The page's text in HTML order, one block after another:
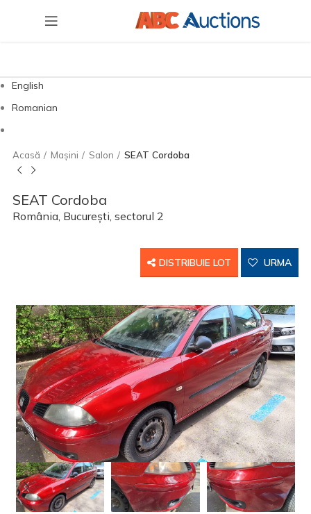
English
Romanian
Acasă Mașini Salon SEAT Cordoba
SEAT Cordoba
România, București, sectorul 2
DISTRIBUIE LOT URMA